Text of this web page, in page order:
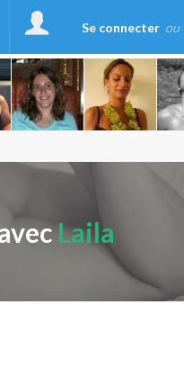
Se connecter ou
Laila